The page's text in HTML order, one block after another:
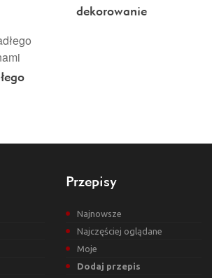
dekorowanie
Przepisy
Najnowsze
Najczęściej oglądane
Moje
Dodaj przepis